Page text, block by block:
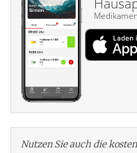
Nutzen Sie auch die